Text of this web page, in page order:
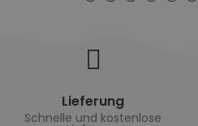
Lieferung
Schnelle und kostenlose